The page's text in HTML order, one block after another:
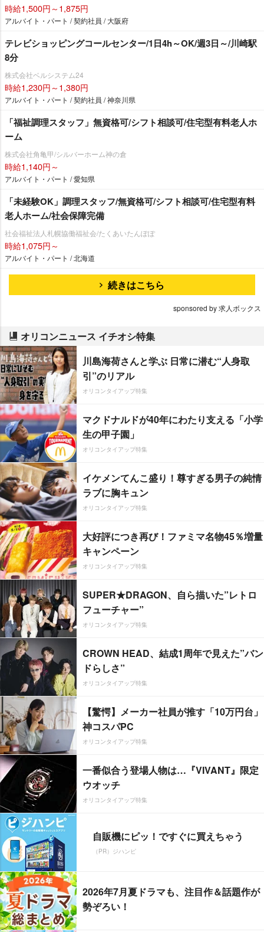
時給1,500円～1,875円
アルバイト・パート / 契約社員 / 大阪府
テレビショッピングコールセンター/1日4h～OK/週3日～/川崎駅
8分
株式会社ベルシステム24
時給1,230円～1,380円
アルバイト・パート / 契約社員 / 神奈川県
「福祉調理スタッフ」無資格可/シフト相談可/住宅型有料老人ホ
ーム
株式会社角亀甲/シルバーホーム神の倉
時給1,140円～
アルバイト・パート / 愛知県
「未経験OK」調理スタッフ/無資格可/シフト相談可/住宅型有料
老人ホーム/社会保障完備
社会福祉法人札幌協働福祉会/たくあいたんぽぽ
時給1,075円～
アルバイト・パート / 北海道
続きはこちら
sponsored by 求人ボックス
オリコンニュース イチオシ特集
川島海荷さんと学ぶ 日常に潜む“人身取
引”のリアル
オリコンタイアップ特集
マクドナルドが40年にわたり支える「小学
生の甲子園」
オリコンタイアップ特集
イケメンてんこ盛り！尊すぎる男子の純情
ラブに胸キュン
オリコンタイアップ特集
大好評につき再び！ファミマ名物45％増量
キャンペーン
オリコンタイアップ特集
SUPER★DRAGON、自ら描いた”レトロ
フューチャー”
オリコンタイアップ特集
CROWN HEAD、結成1周年で見えた”バン
ドらしさ”
オリコンタイアップ特集
【驚愕】メーカー社員が推す「10万円台」
神コスパPC
オリコンタイアップ特集
一番似合う登場人物は…『VIVANT』限定
ウオッチ
オリコンタイアップ特集
自販機にピッ！ですぐに買えちゃう
（PR）ジハンピ
2026年7月夏ドラマも、注目作＆話題作が
勢ぞろい！